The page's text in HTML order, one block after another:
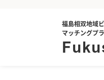
福島相双地域
マッチングプ